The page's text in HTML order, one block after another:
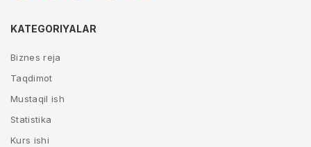
KATEGORIYALAR
Biznes reja
Taqdimot
Mustaqil ish
Statistika
Kurs ishi